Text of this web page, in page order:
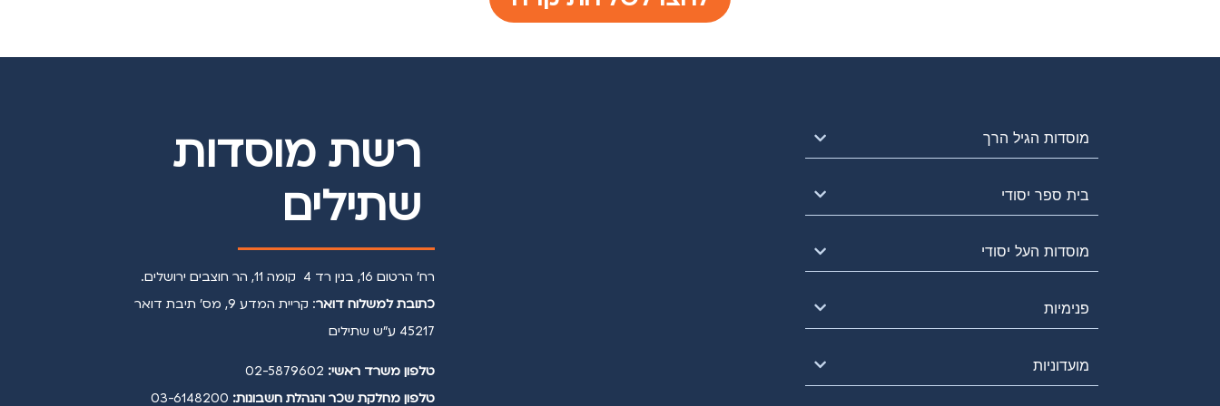
מוסדות הגיל הרך
בית ספר יסודי
מוסדות העל יסודי
פנימיות
מועדוניות
רשת מוסדות
שתילים
רח' הרטום 16, בנין רד 4 קומה 11, הר חוצבים ירושלים.
כתובת למשלוח דואר
: קריית המדע 9, מס' תיבת דואר
45217 ע״ש שתילים
טלפון משרד ראשי:
טלפון מחלקת שכר והנהלת חשבונות: 03-6148200